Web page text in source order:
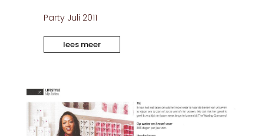
Party Juli 2011
lees meer